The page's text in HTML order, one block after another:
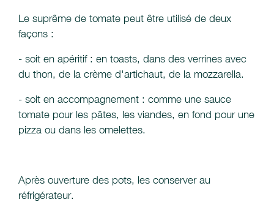
Le suprême de tomate peut être utilisé de deux
façons :
- soit en apéritif : en toasts, dans des verrines avec
du thon, de la crème d'artichaut, de la mozzarella.
- soit en accompagnement : comme une sauce
tomate pour les pâtes, les viandes, en fond pour une
pizza ou dans les omelettes.
Après ouverture des pots, les conserver au
réfrigérateur.